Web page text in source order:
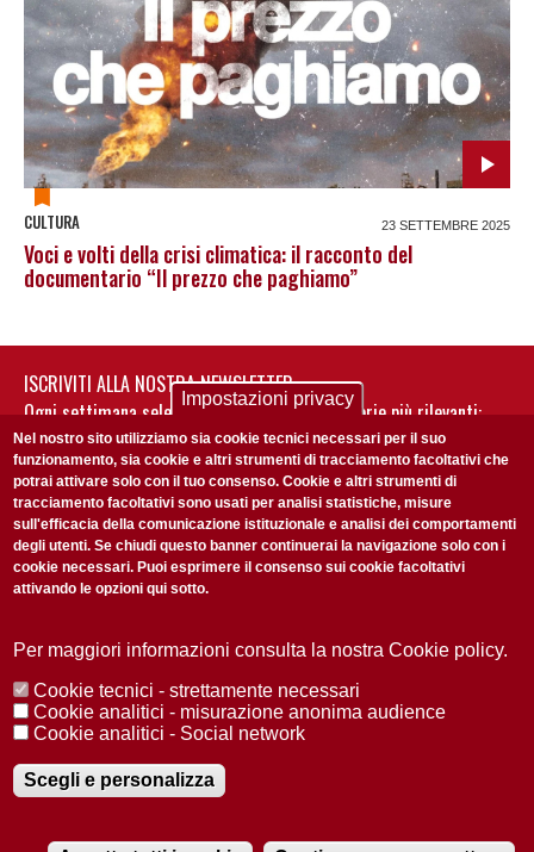
CULTURA 23 SETTEMBRE 2025
Voci e volti della crisi climatica: il racconto del
documentario “Il prezzo che paghiamo”
ISCRIVITI ALLA NOSTRA NEWSLETTER
Ogni settimana selezioniamo per te nostre storie più rilevanti:
non perderti gli aggiornamenti della nostra newsletter
Accetto laPrivacy Policy
Redazione Copyright Privacy
Area stampa
© 2025 Università di Padova
Registrazione presso il Tribunale di Padova n. 2097/2012 del 18 giugno
2012
Impostazioni privacy
Nel nostro sito utilizziamo sia cookie tecnici necessari per il suo
funzionamento, sia cookie e altri strumenti di tracciamento facoltativi che
potrai attivare solo con il tuo consenso. Cookie e altri strumenti di
tracciamento facoltativi sono usati per analisi statistiche, misure
sull'efficacia della comunicazione istituzionale e analisi dei comportamenti
degli utenti. Se chiudi questo banner continuerai la navigazione solo con i
cookie necessari. Puoi esprimere il consenso sui cookie facoltativi
attivando le opzioni qui sotto.
Per maggiori informazioni consulta la nostra Cookie policy.
Cookie tecnici - strettamente necessari
Cookie analitici - misurazione anonima audience
Cookie analitici - Social network
Scegli e personalizza